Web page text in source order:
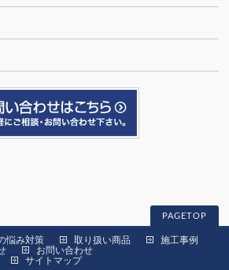
PAGETOP
悩み対策 取り扱い商品
施工事例
お問い合わせ
サイトマップ